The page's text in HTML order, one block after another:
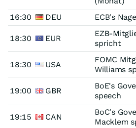
16:30 DEU ECB's
18:30 EUR
EZB-
spricht
18:30 USA
FOMC
Williams
19:00 GBR
BoE's
speech
19:15 CAN
BoC's
Macklem